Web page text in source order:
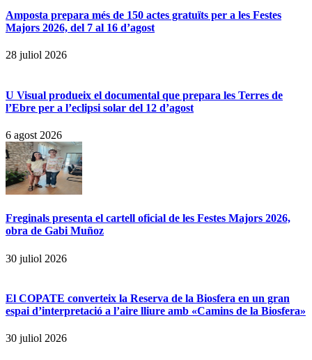
Amposta prepara més de 150 actes gratuïts per a les Festes
Majors 2026, del 7 al 16 d’agost
28 juliol 2026
U Visual produeix el documental que prepara les Terres de
l’Ebre per a l’eclipsi solar del 12 d’agost
6 agost 2026
Freginals presenta el cartell oficial de les Festes Majors 2026,
obra de Gabi Muñoz
30 juliol 2026
El COPATE converteix la Reserva de la Biosfera en un gran
espai d’interpretació a l’aire lliure amb «Camins de la Biosfera»
30 juliol 2026